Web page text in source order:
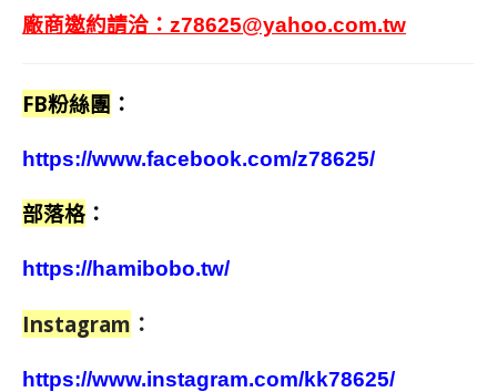
廠商邀約請洽： z78625@yahoo.com.tw
FB粉絲團 ：
https://www.facebook.com/z78625/
部落格 ：
https://hamibobo.tw/
Instagram ：
https://www.instagram.com/kk78625/